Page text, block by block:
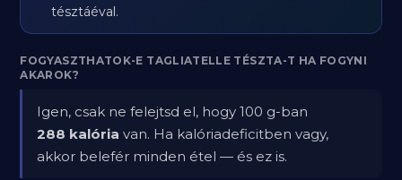
tésztáéval.
FOGYASZTHATOK-E TAGLIATELLE TÉSZTA-T HA FOGYNI
AKAROK?
Igen, csak ne felejtsd el, hogy 100 g-ban
288 kalória van. Ha kalóriadeficitben vagy,
akkor belefér minden étel — és ez is.